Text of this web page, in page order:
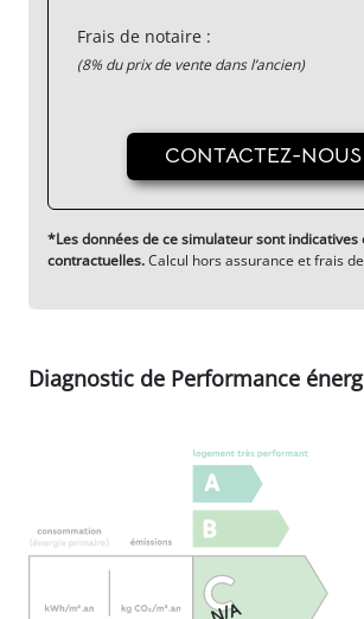
Frais de notaire :
(8% du prix de vente dans l’ancien)
CONTACTEZ-NOUS
*Les données de ce simulateur sont indicatives
contractuelles.Calcul hors assurance et frais
Diagnostic de Performance
N/A